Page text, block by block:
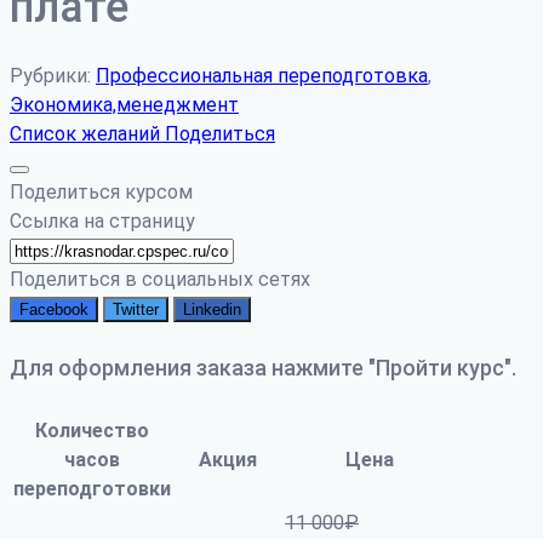
Рубрики: Профессиональная переподготовка,
Экономика,менеджмент
Список желаний Поделиться
Поделиться курсом
Ссылка на страницу
Поделиться в социальных сетях
Facebook Twitter Linkedin
Для оформления заказа нажмите "Пройти курс".
Количество
часов
переподготовки
Акция Цена
11 000₽